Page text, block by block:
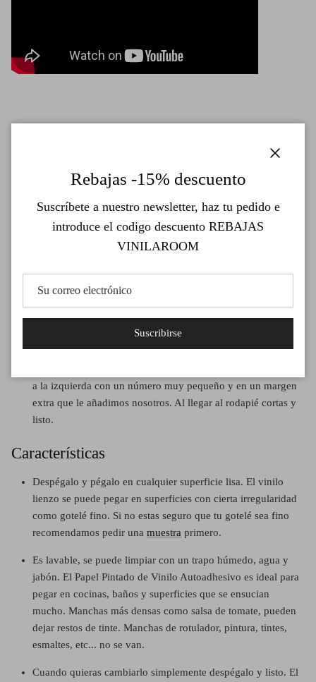
Detalles de entrega del Papel Pintado de
Vinilo Autoadhesivo
Tu papel pintado de vinilo autoadhesivo se envía en paños de
pared. La altura de cada paño será el alto de tu pared o
superficie con lo que es ideal para colocarlo tú mismo sin
dejar ni una sola burbuja. Superposición de 1,5 cm entre cada
Si una de las dimensiones no supera los 120 cm se enviará en
a la izquierda con un número muy pequeño y en un margen
extra que le añadimos nosotros. Al llegar al rodapié cortas y
listo.
Características
Despégalo y pégalo en cualquier superficie lisa. El vinilo
lienzo se puede pegar en superficies con cierta irregularidad
como gotelé fino. Si no estas seguro que tu gotelé sea fino
recomendamos pedir una muestra primero.
Es lavable, se puede limpiar con un trapo húmedo, agua y
jabón. El Papel Pintado de Vinilo Autoadhesivo es ideal para
pegar en cocinas, baños y superficies que se ensucian
mucho. Manchas más densas como salsa de tomate, pueden
dejar restos de tinte. Manchas de rotulador, pintura, tintes,
esmaltes, etc... no se van.
Cuando quieras cambiarlo simplemente despégalo y listo. El
Rebajas -15% descuento
Suscríbete a nuestro newsletter, haz tu pedido e
introduce el codigo descuento REBAJAS
VINILAROOM
Suscribirse